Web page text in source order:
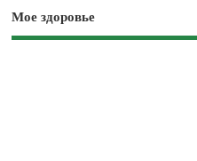
Мое здоровье